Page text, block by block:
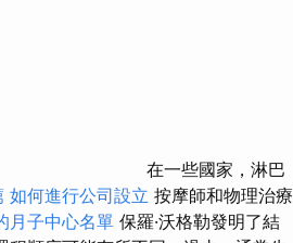
在一些國家，淋巴
如何進行公司設立 按摩師和物理治療
月子中心名單 保羅·沃格勒發明了結